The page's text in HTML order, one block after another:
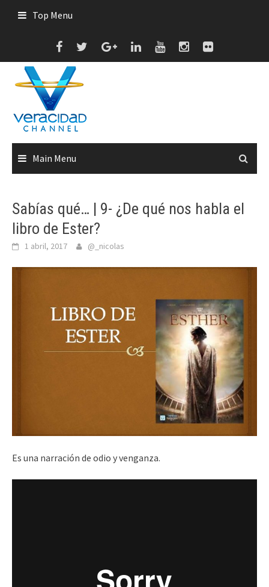
Top Menu
Main Menu
Sabías qué… | 9- ¿De qué nos habla el
libro de Ester?
1 abril, 2017 @_nicolas
Es una narración de odio y venganza.